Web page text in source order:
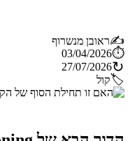
✍️ראובן מנשרוף
⏱️
03/04/2026
↻
27/07/2026
🏷️קול